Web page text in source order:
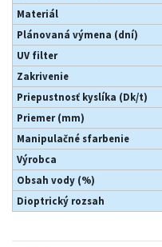
Materiál
Plánovaná výmena (dní)
UV filter
Zakrivenie
Priepustnosť kyslíka (Dk/t)
Priemer (mm)
Manipulačné sfarbenie
Výrobca
Obsah vody (%)
Dioptrický rozsah